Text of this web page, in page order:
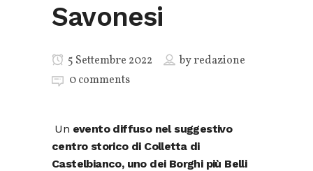
Savonesi
5 Settembre 2022 byredazione
0 comments
Un evento diffuso nel suggestivo
centro storico di Colletta di
Castelbianco, uno dei Borghi più Belli